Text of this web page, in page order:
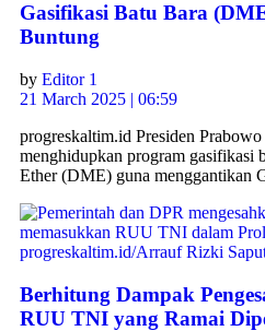
Gasifikasi Batu Bara
Buntung
by Editor 1
21 March 2025 | 06:59
progreskaltim.id Presiden
menghidupkan program gasifikasi
Ether (DME) guna menggantikan
Berhitung Dampak
RUU TNI yang Ramai